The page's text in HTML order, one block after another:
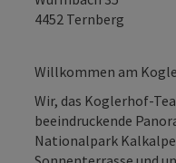
4452 Ternberg
Willkommen am
Wir, das Koglerhof-
beeindruckende
Nationalpark